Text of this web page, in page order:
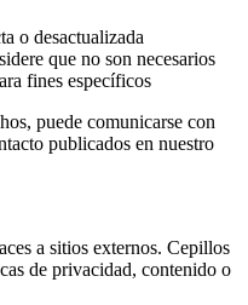
o desactualizada
que no son necesarios
fines específicos
puede comunicarse con
publicados en nuestro
a sitios externos. Cepillos
de privacidad, contenido o